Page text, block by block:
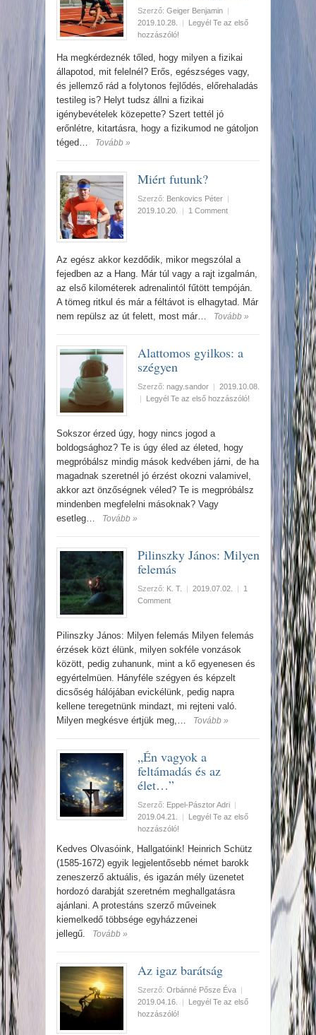
Szerző: Geiger Benjamin |
2019.10.28.
|
Legyél Te az első
hozzászóló!
Ha megkérdeznék tőled, hogy milyen a fizikai
állapotod, mit felelnél? Erős, egészséges vagy,
és jellemző rád a folytonos fejlődés, előrehaladás
testileg is? Helyt tudsz állni a fizikai
igénybevételek közepette? Szert tettél jó
erőnlétre, kitartásra, hogy a fizikumod ne gátoljon
téged…
Tovább »
Miért futunk?
Szerző: Benkovics Péter |
2019.10.20.
| 1 Comment
Az egész akkor kezdődik, mikor megszólal a
fejedben az a Hang. Már túl vagy a rajt izgalmán,
az első kilométerek adrenalintól fűtött tempóján.
A tömeg ritkul és már a féltávot is elhagytad. Már
nem repülsz az út felett, most már…
Tovább »
Alattomos gyilkos: a
szégyen
Szerző: nagy.sandor | 2019.10.08.
|
Legyél Te az első hozzászóló!
Sokszor érzed úgy, hogy nincs jogod a
boldogsághoz? Te is úgy éled az életed, hogy
megpróbálsz mindig mások kedvében járni, de ha
magadnak szeretnél jó érzést okozni valamivel,
akkor azt önzőségnek véled? Te is megpróbálsz
mindenben megfelelni másoknak? Vagy
esetleg…
Tovább »
Pilinszky János: Milyen
felemás
Szerző: K. T. | 2019.07.02. |
1
Comment
Pilinszky János: Milyen felemás Milyen felemás
érzések közt élünk, milyen sokféle vonzások
között, pedig zuhanunk, mint a kő egyenesen és
egyértelmüen. Hányféle szégyen és képzelt
dicsőség hálójában evickélünk, pedig napra
kellene teregetnünk mindazt, mi rejteni való.
Milyen megkésve értjük meg,…
Tovább »
„Én vagyok a
feltámadás és az
élet…”
Szerző: Eppel-Pásztor Adri |
2019.04.21.
|
Legyél Te az első
hozzászóló!
Kedves Olvasóink, Hallgatóink! Heinrich Schütz
(1585-1672) egyik legjelentősebb német barokk
zeneszerző aktuális, és igazán mély üzenetet
hordozó darabját szeretném meghallgatásra
ajánlani. A protestáns szerző műveinek
kiemelkedő többsége egyházzenei
jellegű.
Tovább »
Az igaz barátság
Szerző: Orbánné Pősze Éva |
2019.04.16.
|
Legyél Te az első
hozzászóló!